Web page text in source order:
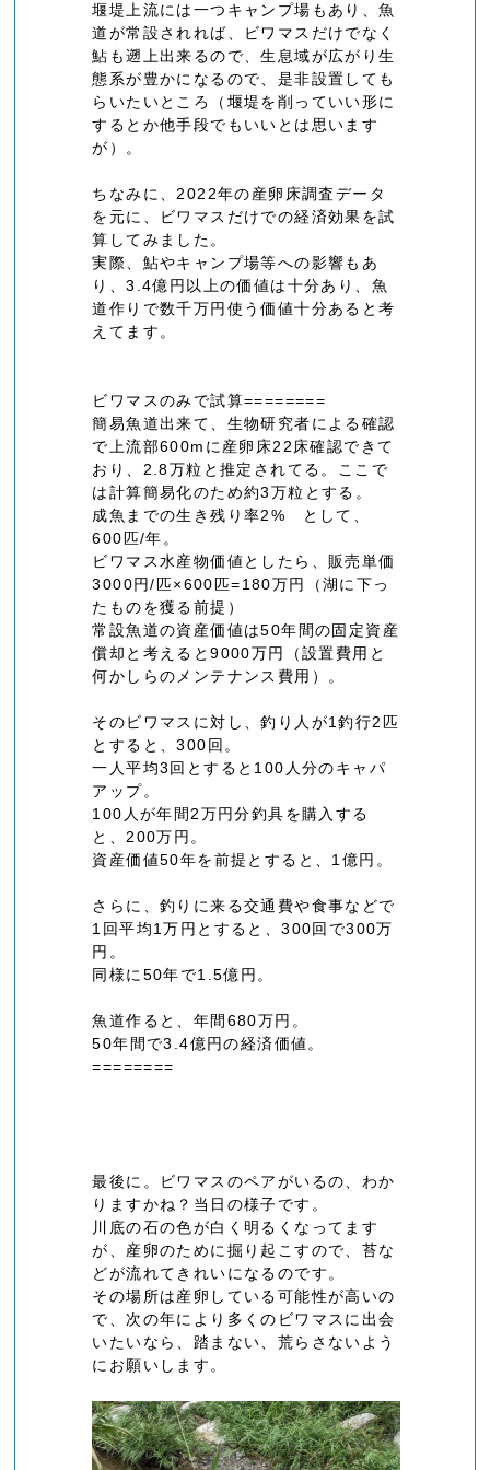
堰堤上流には一つキャンプ場もあり、魚
道が常設されれば、ビワマスだけでなく
鮎も遡上出来るので、生息域が広がり生
態系が豊かになるので、是非設置しても
らいたいところ（堰堤を削っていい形に
するとか他手段でもいいとは思います
が）。
ちなみに、2022年の産卵床調査データ
を元に、ビワマスだけでの経済効果を試
算してみました。
実際、鮎やキャンプ場等への影響もあ
り、3.4億円以上の価値は十分あり、魚
道作りで数千万円使う価値十分あると考
えてます。
ビワマスのみで試算========
簡易魚道出来て、生物研究者による確認
で上流部600mに産卵床22床確認できて
おり、2.8万粒と推定されてる。ここで
は計算簡易化のため約3万粒とする。
成魚までの生き残り率2% として、
600匹/年。
ビワマス水産物価値としたら、販売単価
3000円/匹×600匹=180万円（湖に下っ
たものを獲る前提）
常設魚道の資産価値は50年間の固定資産
償却と考えると9000万円（設置費用と
何かしらのメンテナンス費用）。
そのビワマスに対し、釣り人が1釣行2匹
とすると、300回。
一人平均3回とすると100人分のキャパ
アップ。
100人が年間2万円分釣具を購入する
と、200万円。
資産価値50年を前提とすると、1億円。
さらに、釣りに来る交通費や食事などで
1回平均1万円とすると、300回で300万
円。
同様に50年で1.5億円。
魚道作ると、年間680万円。
50年間で3.4億円の経済価値。
========
最後に。ビワマスのペアがいるの、わか
りますかね？当日の様子です。
川底の石の色が白く明るくなってます
が、産卵のために掘り起こすので、苔な
どが流れてきれいになるのです。
その場所は産卵している可能性が高いの
で、次の年により多くのビワマスに出会
いたいなら、踏まない、荒らさないよう
にお願いします。